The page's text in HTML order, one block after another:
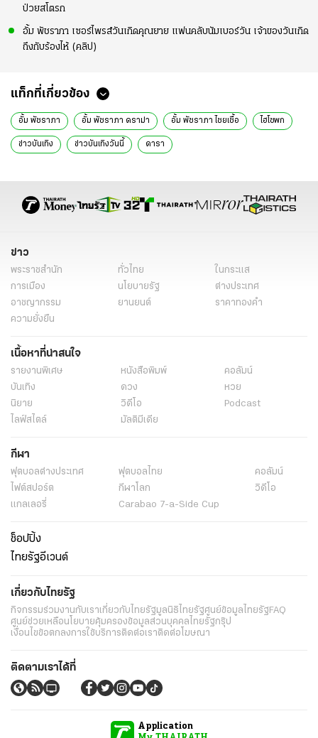
ป่วยสโตรก
อั้ม พัชราภา เซอร์ไพรส์วันเกิดคุณยาย แฟนคลับนัมเบอร์วัน เจ้าของวันเกิด
ถึงกับร้องไห้ (คลิป)
แท็กที่เกี่ยวข้อง
อั้ม พัชราภา อั้ม พัชราภา ดราม่า อั้ม พัชราภา ไชยเชื้อ ไฮโซพก
ข่าวบันเทิง ข่าวบันเทิงวันนี้ ดารา
ข่าว
พระราชสำนัก ทั่วไทย
ในกระแส
การเมือง
นโยบายรัฐ
ต่างประเทศ
อาชญากรรม
ยานยนต์
ราคาทองคำ
ความยั่งยืน
เนื้อหาที่น่าสนใจ
รายงานพิเศษ หนังสือพิมพ์
คอลัมน์
บันเทิง
ดวง
หวย
นิยาย
วิดีโอ
Podcast
ไลฟ์สไตล์
มัลติมีเดีย
กีฬา
ฟุตบอลต่่างประเทศ ฟุตบอลไทย
คอลัมน์
ไฟต์สปอร์ต
กีฬาโลก
วิดีโอ
แกลเลอรี่
Carabao 7-a-Side Cup
ช็อปปิ้ง
ไทยรัฐอีเวนต์
เกี่ยวกับไทยรัฐ
กิจกรรมร่วมงานกับเราเกี่ยวกับไทยรัฐมูลนิธิไทยรัฐศูนย์ข้อมูลไทยรัฐFAQ
ศูนย์ช่วยเหลือนโยบายคุ้มครองข้อมูลส่วนบุคคลไทยรัฐกรุ๊ป
เงื่อนไขข้อตกลงการใช้บริการติดต่อเราติดต่อโฆษณา
ติดตามเราได้ที่
Application